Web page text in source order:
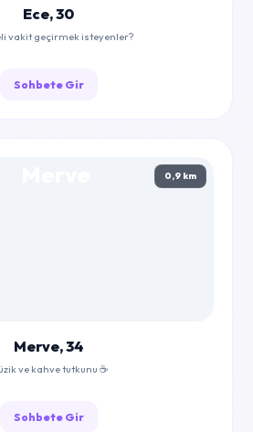
Ece, 30
vakit geçirmek isteyenler?
Sohbete Gir
0,9 km
Merve, 34
ve kahve tutkunu ☕
Sohbete Gir